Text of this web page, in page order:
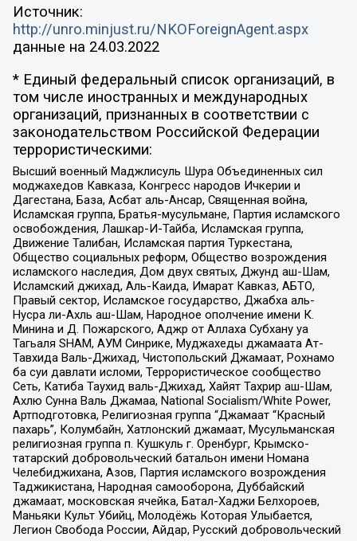
Источник:
http://unro.minjust.ru/NKOForeignAgent.aspx
данные на 24.03.2022
* Единый федеральный список организаций, в
том числе иностранных и международных
организаций, признанных в соответствии с
законодательством Российской Федерации
террористическими:
Высший военный Маджлисуль Шура Объединенных сил
моджахедов Кавказа, Конгресс народов Ичкерии и
Дагестана, База, Асбат аль-Ансар, Священная война,
Исламская группа, Братья-мусульмане, Партия исламского
освобождения, Лашкар-И-Тайба, Исламская группа,
Движение Талибан, Исламская партия Туркестана,
Общество социальных реформ, Общество возрождения
исламского наследия, Дом двух святых, Джунд аш-Шам,
Исламский джихад, Аль-Каида, Имарат Кавказ, АБТО,
Правый сектор, Исламское государство, Джабха аль-
Нусра ли-Ахль аш-Шам, Народное ополчение имени К.
Минина и Д. Пожарского, Аджр от Аллаха Субхану уа
Тагьаля SHAM, АУМ Синрике, Муджахеды джамаата Ат-
Тавхида Валь-Джихад, Чистопольский Джамаат, Рохнамо
ба суи давлати исломи, Террористическое сообщество
Сеть, Катиба Таухид валь-Джихад, Хайят Тахрир аш-Шам,
Ахлю Сунна Валь Джамаа, National Socialism/White Power,
Артподготовка, Религиозная группа “Джамаат “Красный
пахарь”, Колумбайн, Хатлонский джамаат, Мусульманская
религиозная группа п. Кушкуль г. Оренбург, Крымско-
татарский добровольческий батальон имени Номана
Челебиджихана, Азов, Партия исламского возрождения
Таджикистана, Народная самооборона, Дуббайский
джамаат, московская ячейка, Батал-Хаджи Белхороев,
Маньяки Культ Убийц, Молодёжь Которая Улыбается,
Легион Свобода России, Айдар, Русский добровольческий